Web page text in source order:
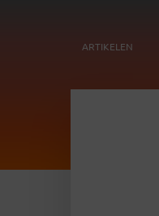
ARTIKELEN